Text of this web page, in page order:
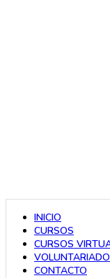
INICIO
CURSOS
CURSOS
CONTACTO